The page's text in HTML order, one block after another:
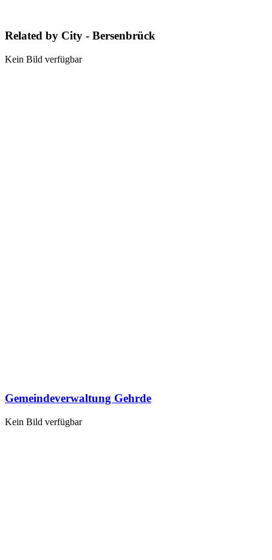
Related by City - Bersenbrück
Kein Bild verfügbar
Gemeindeverwaltung Gehrde
Kein Bild verfügbar